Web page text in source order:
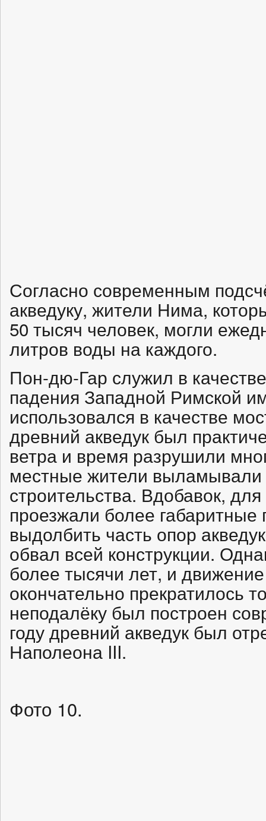
Согласно современным
акведуку, жители Нима,
50 тысяч человек, могли
литров воды на каждого.
Пон-дю-Гар служил в
падения Западной Римской
использовался в качестве
древний акведук был
ветра и время разрушили
местные жители
строительства. Вдобавок,
проезжали более габаритные
выдолбить часть опор
обвал всей конструкции.
более тысячи лет, и
окончательно прекратилось
неподалёку был построен
году древний акведук был
Наполеона III.
Фото 10.